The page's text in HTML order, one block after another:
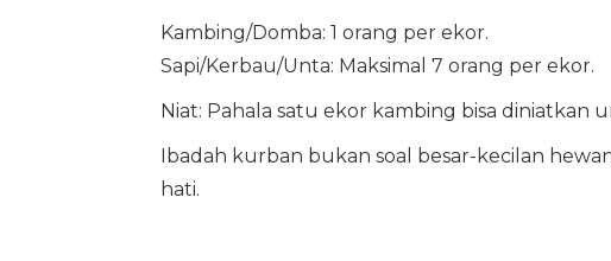
Kambing/Domba: 1 orang per ekor.
Sapi/Kerbau/Unta: Maksimal 7 orang per ekor.
Niat: Pahala satu ekor kambing bisa diniatkan
Ibadah kurban bukan soal besar-kecilan
hati.